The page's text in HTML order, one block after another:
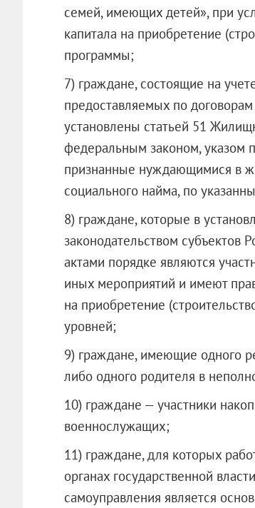
семей, имеющих детей», при
капитала на приобретение
программы;
7) граждане, состоящие на
предоставляемых по
установлены статьей 51
федеральным законом, указом
признанные нуждающимися в
социального найма, по
8) граждане, которые в
законодательством
актами порядке являются
иных мероприятий и имеют
на приобретение
уровней;
9) граждане, имеющие одного
либо одного родителя в
10) граждане — участники
военнослужащих;
11) граждане, для которых
органах государственной
самоуправления является